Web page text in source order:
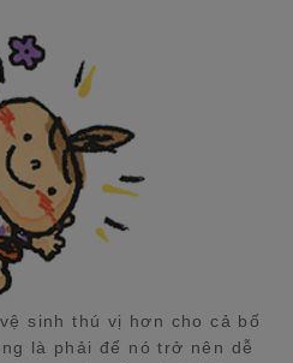
sinh thú vị hơn cho cả bố
là phải để nó trở nên dễ